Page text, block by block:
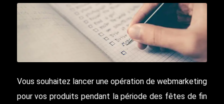
Vous souhaitez lancer une opération de webmarketing
pour vos produits pendant la période des fêtes de fin